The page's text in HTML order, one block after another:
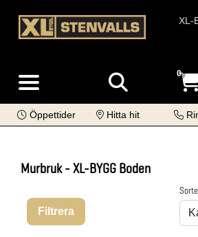
XL-
0
Öppettider Hitta hit
Murbruk - XL-BYGG Boden
Filtrera